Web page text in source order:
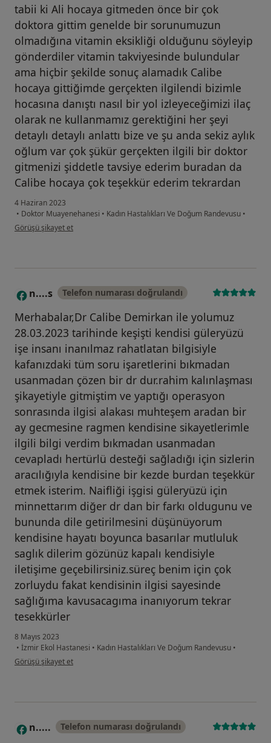
tabii ki Ali hocaya gitmeden önce bir çok
doktora gittim genelde bir sorunumuzun
olmadığına vitamin eksikliği olduğunu söyleyip
gönderdiler vitamin takviyesinde bulundular
ama hiçbir şekilde sonuç alamadık Calibe
hocaya gittiğimde gerçekten ilgilendi bizimle
hocasına danıştı nasıl bir yol izleyeceğimizi ilaç
olarak ne kullanmamız gerektiğini her şeyi
detaylı detaylı anlattı bize ve şu anda sekiz aylık
oğlum var çok şükür gerçekten ilgili bir doktor
gitmenizi şiddetle tavsiye ederim buradan da
Calibe hocaya çok teşekkür ederim tekrardan
4 Haziran 2023
• Doktor Muayenehanesi • Kadın Hastalıkları Ve Doğum Randevusu •
kullanıcının görüşüne göre a....g
Görüşü şikayet et
N n....s Telefon numarası doğrulandı
Merhabalar,Dr Calibe Demirkan ile yolumuz
28.03.2023 tarihinde keşişti kendisi güleryüzü
işe insanı inanılmaz rahatlatan bilgisiyle
kafanızdaki tüm soru işaretlerini bıkmadan
usanmadan çözen bir dr dur.rahim kalınlaşması
şikayetiyle gitmiştim ve yaptığı operasyon
sonrasında ilgisi alakası muhteşem aradan bir
ay gecmesine ragmen kendisine sikayetlerimle
ilgili bilgi verdim bıkmadan usanmadan
cevapladı hertürlü desteği sağladığı için sizlerin
aracılığıyla kendisine bir kezde burdan teşekkür
etmek isterim. Naifliği işgisi güleryüzü için
minnettarım diğer dr dan bir farkı oldugunu ve
bununda dile getirilmesini düşünüyorum
kendisine hayatı boyunca basarılar mutluluk
saglık dilerim gözünüz kapalı kendisiyle
iletişime geçebilirsiniz.süreç benim için çok
zorluydu fakat kendisinin ilgisi sayesinde
sağlığıma kavusacagıma inanıyorum tekrar
tesekkürler
8 Mayıs 2023
• İzmir Ekol Hastanesi • Kadın Hastalıkları Ve Doğum Randevusu •
kullanıcının görüşüne göre n....s
Görüşü şikayet et
N n..... Telefon numarası doğrulandı